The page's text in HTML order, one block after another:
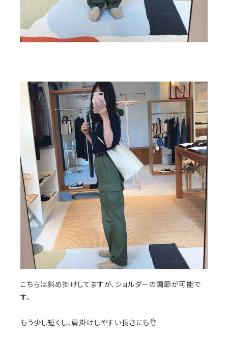
こちらは斜め掛けしてますが、ショルダーの調節が可能で
す。
もう少し短くし、肩掛けしやすい長さにも👌